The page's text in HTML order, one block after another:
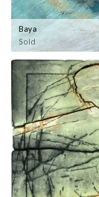
Sold
Baya